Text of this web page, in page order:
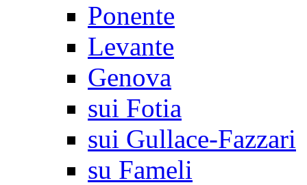
Ponente
Levante
Genova
sui Fotia
sui Gullace-Fazzari
su Fameli